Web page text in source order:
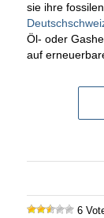
sie ihre
Öl- oder
auf
6